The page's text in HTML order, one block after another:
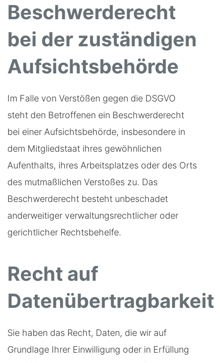
Beschwerderecht
bei der zuständigen
Aufsichts­behörde
Im Falle von Verstößen gegen die DSGVO
steht den Betroffenen ein Beschwerderecht
bei einer Aufsichtsbehörde, insbesondere in
dem Mitgliedstaat ihres gewöhnlichen
Aufenthalts, ihres Arbeitsplatzes oder des Orts
des mutmaßlichen Verstoßes zu. Das
Beschwerderecht besteht unbeschadet
anderweitiger verwaltungsrechtlicher oder
gerichtlicher Rechtsbehelfe.
Recht auf
Datenübertragbarkeit
Sie haben das Recht, Daten, die wir auf
Grundlage Ihrer Einwilligung oder in Erfüllung